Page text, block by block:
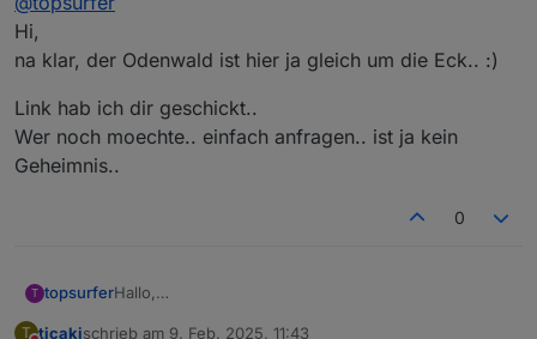
bekommen Besuch, versuche aber mich
dazuzuschalten....
würde, thx!
Entfernung HW-seitig eingestellt ;-) )
Martin
Hi,
na klar, der Odenwald ist hier ja gleich um die Eck.. :)
Link hab ich dir geschickt..
Wer noch moechte.. einfach anfragen.. ist ja kein
Geheimnis..
0
T topsurferHallo,
T ticakischrieb am 9. Feb. 2025, 11:43